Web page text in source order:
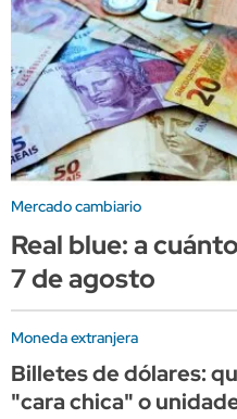
Mercado cambiario
Real blue: a
7 de agosto
Moneda extranjera
Billetes de dólares:
"cara chica" o